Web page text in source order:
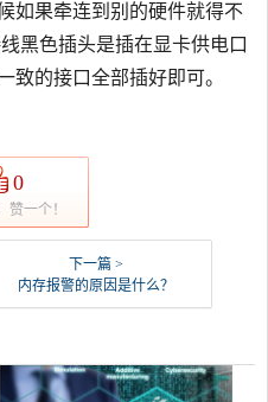
如果牵连到别的硬件就得不
黑色插头是插在显卡供电口
致的接口全部插好即可。
0
赞一个！
下一篇 >
内存报警的原因是什么？